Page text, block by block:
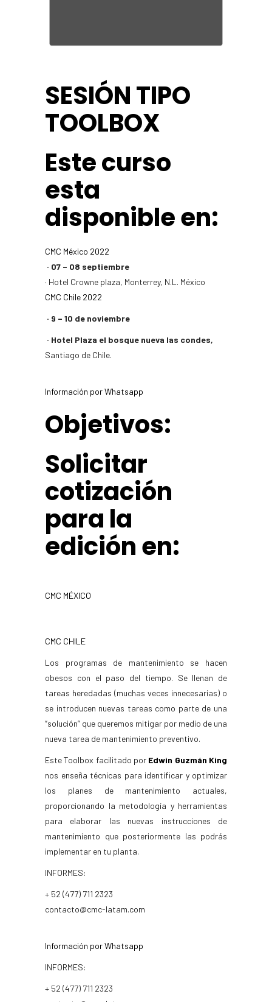
SESIÓN TIPO
TOOLBOX
Este curso
esta
disponible en:
CMC México 2022
· 07 – 08 septiembre
· Hotel Crowne plaza, Monterrey, N.L. México
CMC Chile 2022
· 9 – 10 de noviembre
· Hotel Plaza el bosque nueva las condes,
Santiago de Chile.
Información por Whatsapp
Objetivos:​
Solicitar
cotización
para la
edición en:
CMC MÉXICO
CMC CHILE
Los programas de mantenimiento se hacen
obesos con el paso del tiempo. Se llenan de
tareas heredadas (muchas veces innecesarias) o
se introducen nuevas tareas como parte de una
“solución” que queremos mitigar por medio de una
nueva tarea de mantenimiento preventivo.
Este Toolbox facilitado por Edwin Guzmán King
nos enseña técnicas para identificar y optimizar
los planes de mantenimiento actuales,
proporcionando la metodología y herramientas
para elaborar las nuevas instrucciones de
mantenimiento que posteriormente las podrás
implementar en tu planta.
INFORMES:
+ 52 (477) 711 2323
contacto@cmc-latam.com
Información por Whatsapp
INFORMES:
+ 52 (477) 711 2323